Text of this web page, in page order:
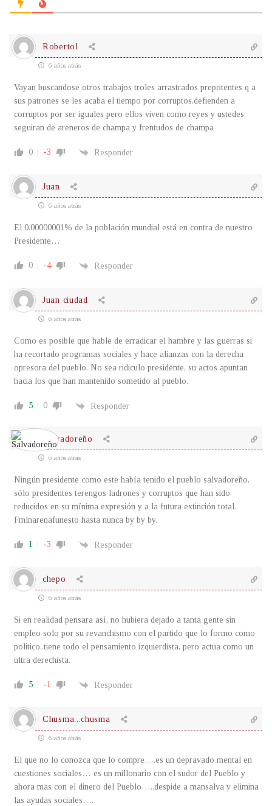
Robertol
6 años atrás
Vayan buscandose otros trabajos troles arrastrados prepotentes q a
sus patrones se les acaba el tiempo por corruptos.defienden a
corruptos por ser iguales pero ellos viven como reyes y ustedes
seguiran de areneros de champa y frentudos de champa
0 -3 Responder
Juan
6 años atrás
El 0.00000001% de la población mundial está en contra de nuestro
Presidente…
0 -4 Responder
Juan ciudad
6 años atrás
Como es posible que hable de erradicar el hambre y las guerras si
ha recortado programas sociales y hace alianzas con la derecha
opresora del pueblo. No sea ridiculo presidente, su actos apuntan
hacia los que han mantenido sometido al pueblo.
5 0 Responder
Salvadoreño
6 años atrás
Ningún presidente como este había tenido el pueblo salvadoreño,
sólo presidentes terengos ladrones y corruptos que han sido
reducidos en su mínima expresión y a la futura extinción total.
Fmlnarenafunesto hasta nunca by by by.
1 -3 Responder
chepo
6 años atrás
Si en realidad pensara así, no hubiera dejado a tanta gente sin
empleo solo por su revanchismo con el partido que lo formo como
politico..tiene todo el pensamiento izquierdista, pero actua como un
ultra derechista.
5 -1 Responder
Chusma...chusma
6 años atrás
El que no lo conozca que lo compre….es un depravado mental en
cuestiones sociales… es un millonario con el sudor del Pueblo y
ahora mas con el dinero del Pueblo…..despide a mansalva y elimina
las ayudas sociales….